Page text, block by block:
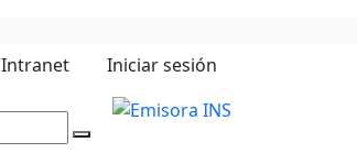
Intranet Iniciar sesión